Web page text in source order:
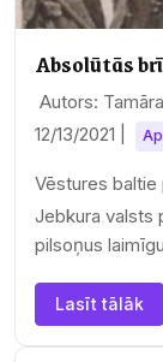
Absolūtās
Autors:
12/13/2021
Vēstures baltie
Jebkura valsts
pilsoņus
Lasīt tālāk